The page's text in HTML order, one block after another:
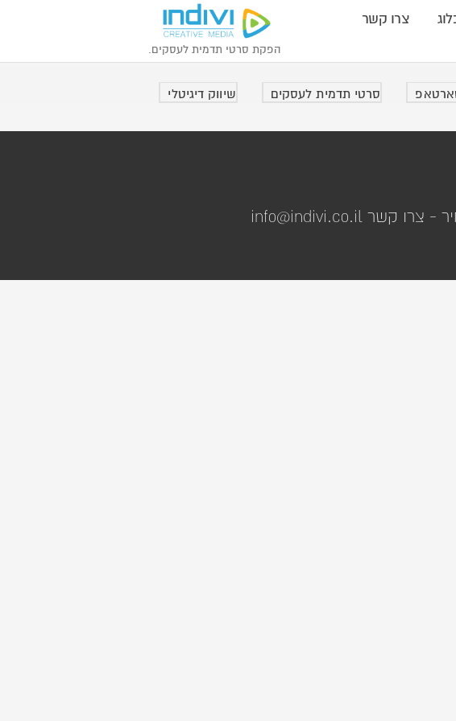
הפקת סרטי תדמית לעסקים.
צרו קשר
סרטי תדמית לעסקים שיווק דיגיטלי